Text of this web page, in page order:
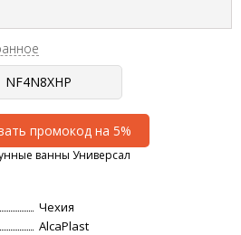
промокод на 5%
ванны Универсал
Чехия
AlcaPlast